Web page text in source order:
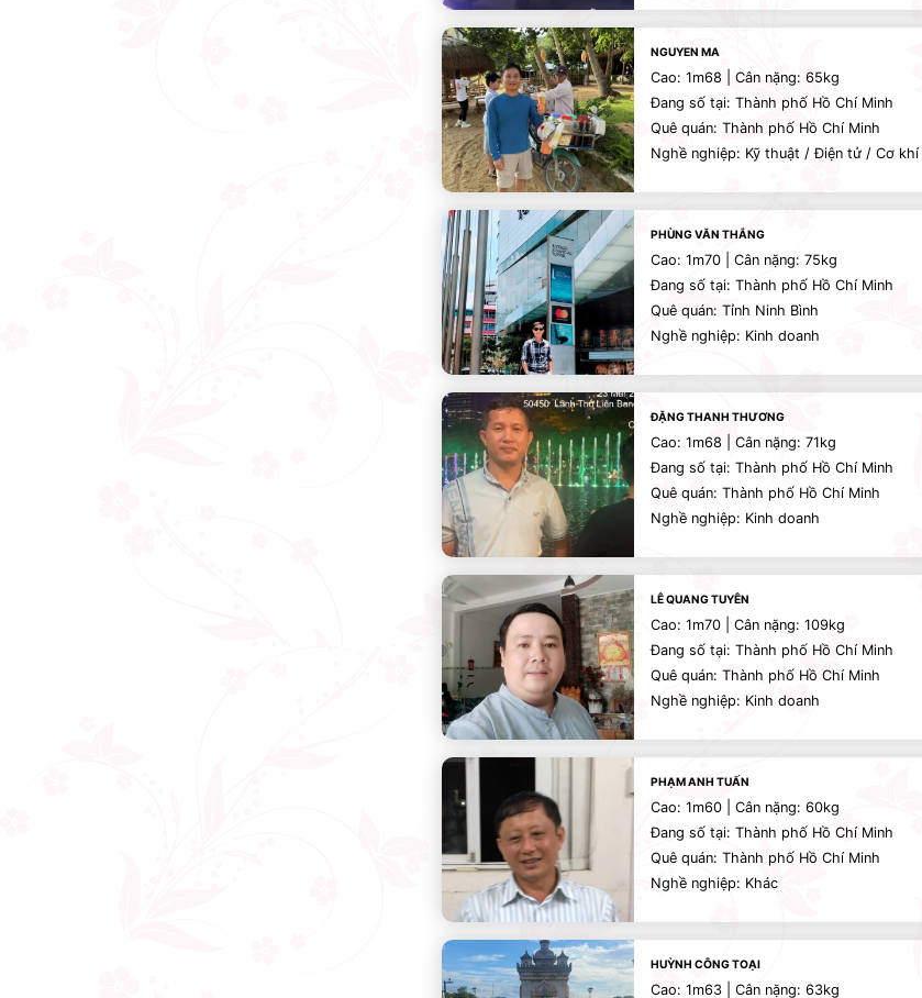
NGUYEN MA
Cao: 1m68 | Cân nặng: 65kg
Đang số tại: Thành phố Hồ Chí Minh
Quê quán: Thành phố Hồ Chí Minh
Nghề nghiệp: Kỹ thuật / Điện tử / Cơ khí
PHÙNG VĂN THẮNG
Cao: 1m70 | Cân nặng: 75kg
Đang số tại: Thành phố Hồ Chí Minh
Quê quán: Tỉnh Ninh Bình
Nghề nghiệp: Kinh doanh
ĐẶNG THANH THƯƠNG
Cao: 1m68 | Cân nặng: 71kg
Đang số tại: Thành phố Hồ Chí Minh
Quê quán: Thành phố Hồ Chí Minh
Nghề nghiệp: Kinh doanh
LÊ QUANG TUYÊN
Cao: 1m70 | Cân nặng: 109kg
Đang số tại: Thành phố Hồ Chí Minh
Quê quán: Thành phố Hồ Chí Minh
Nghề nghiệp: Kinh doanh
PHẠM ANH TUẤN
Cao: 1m60 | Cân nặng: 60kg
Đang số tại: Thành phố Hồ Chí Minh
Quê quán: Thành phố Hồ Chí Minh
Nghề nghiệp: Khác
HUỲNH CÔNG TOẠI
Cao: 1m63 | Cân nặng: 63kg